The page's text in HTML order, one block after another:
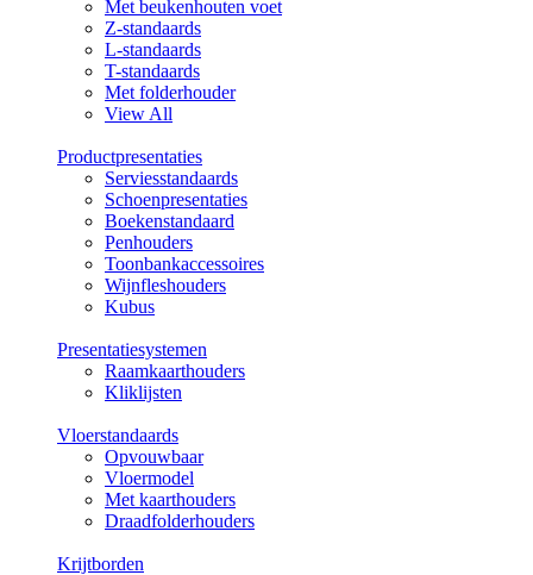
Met beukenhouten voet
Z-standaards
L-standaards
T-standaards
Met folderhouder
View All
Productpresentaties
Serviesstandaards
Schoenpresentaties
Boekenstandaard
Penhouders
Toonbankaccessoires
Wijnfleshouders
Kubus
Presentatiesystemen
Raamkaarthouders
Kliklijsten
Vloerstandaards
Opvouwbaar
Vloermodel
Met kaarthouders
Draadfolderhouders
Krijtborden